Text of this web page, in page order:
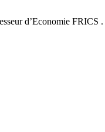
d’Economie FRICS